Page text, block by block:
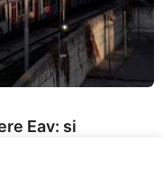
Eav: si